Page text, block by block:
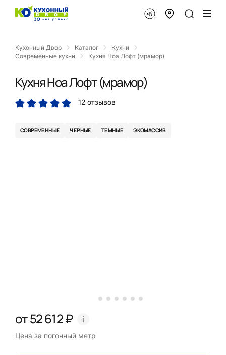
Кухонный Двор Каталог
Кухни
Современные кухни
Кухня Ноа Лофт (мрамор)
Кухня Ноа Лофт (мрамор)
12 отзывов
СОВРЕМЕННЫЕ ЧЕРНЫЕ ТЕМНЫЕ ЭКОМАССИВ
от 52 612 ₽
Цена за погонный метр